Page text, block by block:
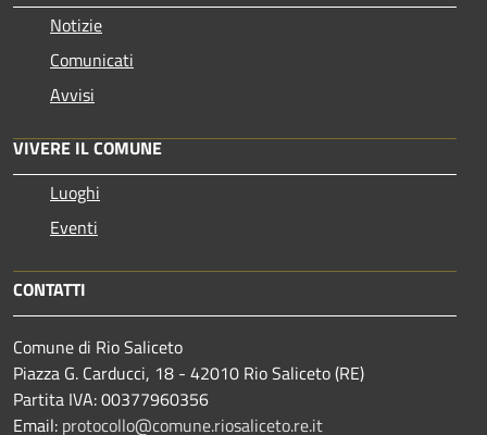
Notizie
Comunicati
Avvisi
VIVERE IL COMUNE
Luoghi
Eventi
CONTATTI
Comune di Rio Saliceto
Piazza G. Carducci, 18 - 42010 Rio Saliceto (RE)
Partita IVA: 00377960356
Email: protocollo@comune.riosaliceto.re.it